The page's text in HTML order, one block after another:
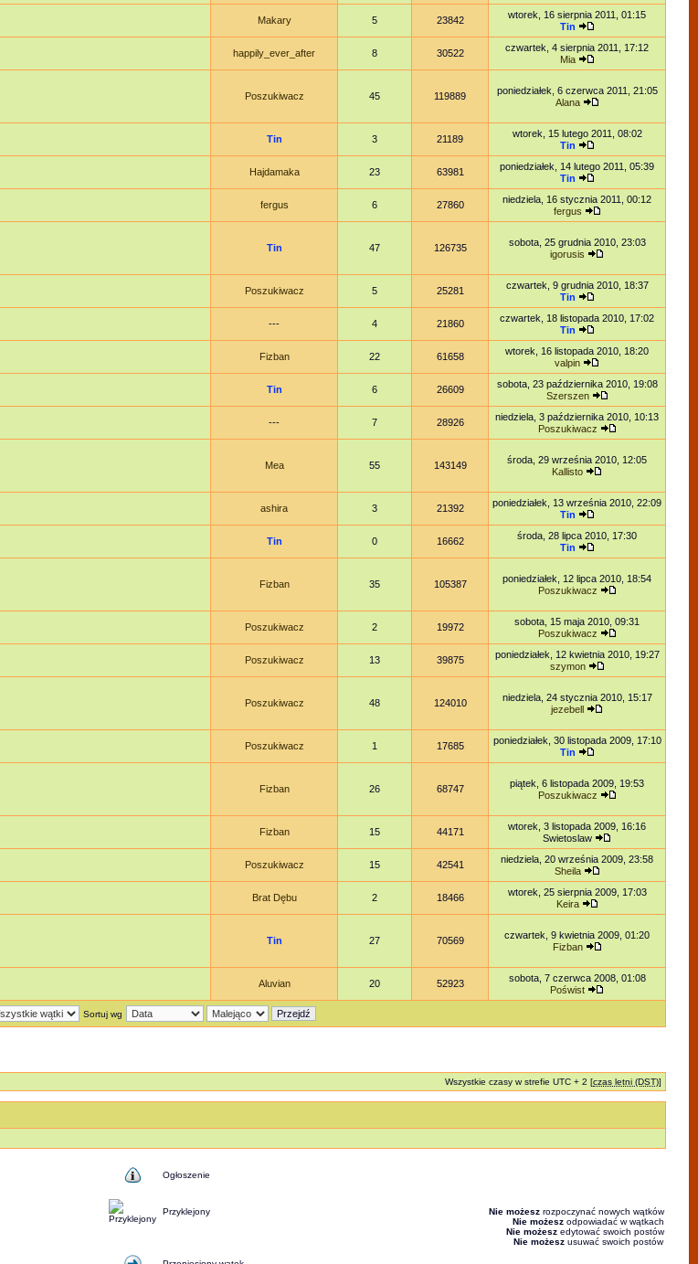
Makary 5 23842
wtorek, 16 sierpnia 2011, 01:15
Tin
happily_ever_after 8 30522
czwartek, 4 sierpnia 2011, 17:12
Mia
Poszukiwacz 45 119889
poniedziałek, 6 czerwca 2011, 21:05
Alana
Tin 3 21189
wtorek, 15 lutego 2011, 08:02
Tin
Hajdamaka 23 63981
poniedziałek, 14 lutego 2011, 05:39
Tin
fergus 6 27860
niedziela, 16 stycznia 2011, 00:12
fergus
Tin 47 126735
sobota, 25 grudnia 2010, 23:03
igorusis
Poszukiwacz 5 25281
czwartek, 9 grudnia 2010, 18:37
Tin
--- 4 21860
czwartek, 18 listopada 2010, 17:02
Tin
Fizban 22 61658
wtorek, 16 listopada 2010, 18:20
valpin
Tin 6 26609
sobota, 23 października 2010, 19:08
Szerszen
--- 7 28926
niedziela, 3 października 2010, 10:13
Poszukiwacz
Mea 55 143149
środa, 29 września 2010, 12:05
Kallisto
ashira 3 21392
poniedziałek, 13 września 2010, 22:09
Tin
Tin 0 16662
środa, 28 lipca 2010, 17:30
Tin
Fizban 35 105387
poniedziałek, 12 lipca 2010, 18:54
Poszukiwacz
Poszukiwacz 2 19972
sobota, 15 maja 2010, 09:31
Poszukiwacz
Poszukiwacz 13 39875
poniedziałek, 12 kwietnia 2010, 19:27
szymon
Poszukiwacz 48 124010
niedziela, 24 stycznia 2010, 15:17
jezebell
Poszukiwacz 1 17685
poniedziałek, 30 listopada 2009, 17:10
Tin
Fizban 26 68747
piątek, 6 listopada 2009, 19:53
Poszukiwacz
Fizban 15 44171
wtorek, 3 listopada 2009, 16:16
Swietoslaw
Poszukiwacz 15 42541
niedziela, 20 września 2009, 23:58
Sheila
Brat Dębu 2 18466
wtorek, 25 sierpnia 2009, 17:03
Keira
Tin 27 70569
czwartek, 9 kwietnia 2009, 01:20
Fizban
Aluvian 20 52923
sobota, 7 czerwca 2008, 01:08
Poświst
Sortuj wg
Wszystkie czasy w strefie UTC + 2 [czas letni (DST)]
Ogłoszenie
Przyklejony Nie możesz rozpoczynać nowych wątków
Nie możesz odpowiadać w wątkach
Nie możesz edytować swoich postów
Nie możesz usuwać swoich postów